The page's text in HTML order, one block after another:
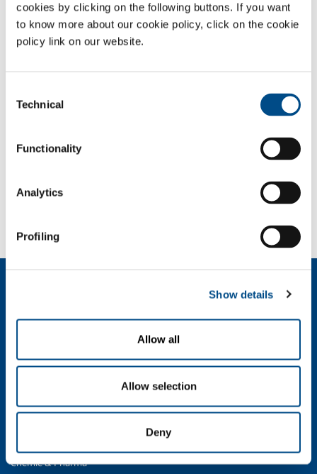
cookies by clicking on the following buttons. If you want
to know more about our cookie policy, click on the cookie
policy link on our website.
Selection
Technical
Functionality
Analytics
Profiling
Show details
Allow all
Allow selection
Deny
Ethiek en waarden
Veiligheid, milieu en kwaliteit
Eten & Drinken
Chemie & Pharma